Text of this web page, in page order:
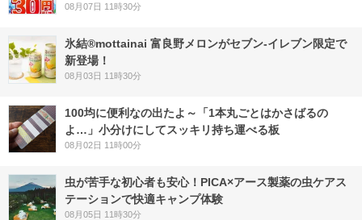
08月07日 11時30分
氷結®mottainai 富良野メロンがセブン‐イレブン限定で
新登場！
08月03日 11時30分
100均に便利なの出たよ～「1本丸ごとはかさばるの
よ…」小分けにしてスッキリ持ち運べる板
08月02日 11時00分
虫が苦手な初心者も安心！PICA×アース製薬の虫ケアス
テーションで快適キャンプ体験
08月05日 11時30分